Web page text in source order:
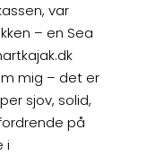
var
– en Sea
mig – det er
sjov, solid,
på
i